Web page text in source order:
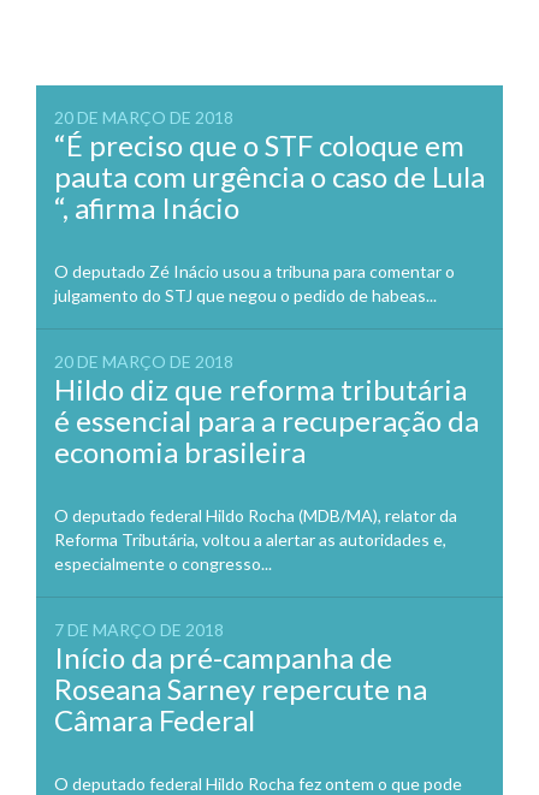
20 DE MARÇO DE 2018
“É preciso que o STF coloque em
pauta com urgência o caso de Lula
“, afirma Inácio
O deputado Zé Inácio usou a tribuna para comentar o
julgamento do STJ que negou o pedido de habeas...
20 DE MARÇO DE 2018
Hildo diz que reforma tributária
é essencial para a recuperação da
economia brasileira
O deputado federal Hildo Rocha (MDB/MA), relator da
Reforma Tributária, voltou a alertar as autoridades e,
especialmente o congresso...
7 DE MARÇO DE 2018
Início da pré-campanha de
Roseana Sarney repercute na
Câmara Federal
O deputado federal Hildo Rocha fez ontem o que pode